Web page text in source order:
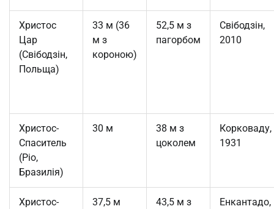
Христос
Цар
(Свібодзін,
Польща)
33 м (36
м з
короною)
52,5 м з
пагорбом
Свібодзін,
2010
Христос-
Спаситель
(Ріо,
Бразилія)
30 м
38 м з
цоколем
Корковаду,
1931
Христос-
37,5 м
43,5 м з
Енкантадо,